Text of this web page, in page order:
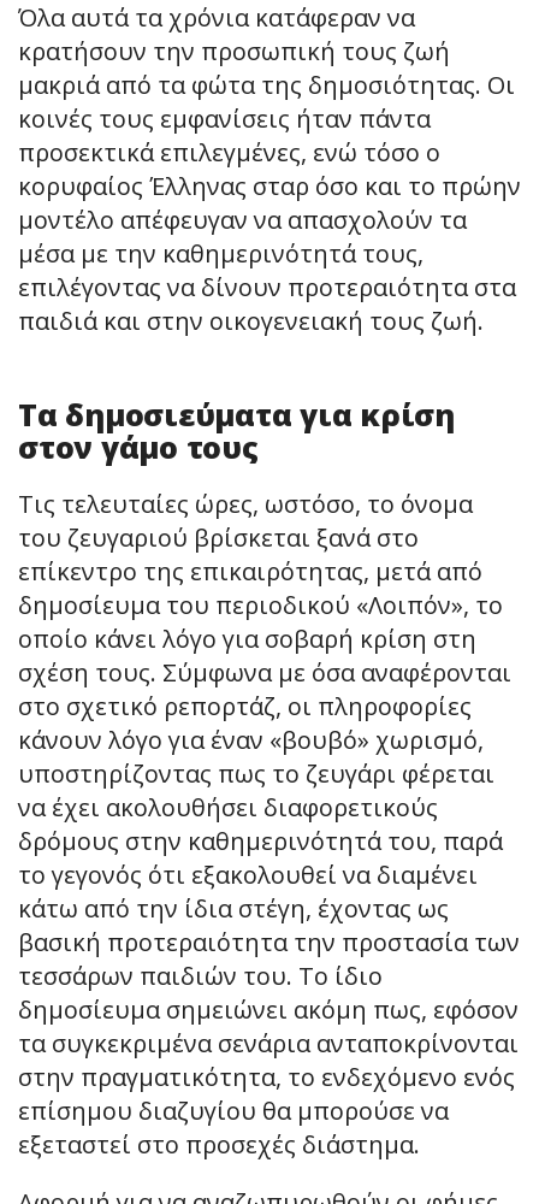
Όλα αυτά τα χρόνια κατάφεραν να
κρατήσουν την προσωπική τους ζωή
μακριά από τα φώτα της δημοσιότητας. Οι
κοινές τους εμφανίσεις ήταν πάντα
προσεκτικά επιλεγμένες, ενώ τόσο ο
κορυφαίος Έλληνας σταρ όσο και το πρώην
μοντέλο απέφευγαν να απασχολούν τα
μέσα με την καθημερινότητά τους,
επιλέγοντας να δίνουν προτεραιότητα στα
παιδιά και στην οικογενειακή τους ζωή.
Τα δημοσιεύματα για κρίση
στον γάμο τους
Τις τελευταίες ώρες, ωστόσο, το όνομα
του ζευγαριού βρίσκεται ξανά στο
επίκεντρο της επικαιρότητας, μετά από
δημοσίευμα του περιοδικού «Λοιπόν», το
οποίο κάνει λόγο για σοβαρή κρίση στη
σχέση τους. Σύμφωνα με όσα αναφέρονται
στο σχετικό ρεπορτάζ, οι πληροφορίες
κάνουν λόγο για έναν «βουβό» χωρισμό,
υποστηρίζοντας πως το ζευγάρι φέρεται
να έχει ακολουθήσει διαφορετικούς
δρόμους στην καθημερινότητά του, παρά
το γεγονός ότι εξακολουθεί να διαμένει
κάτω από την ίδια στέγη, έχοντας ως
βασική προτεραιότητα την προστασία των
τεσσάρων παιδιών του. Το ίδιο
δημοσίευμα σημειώνει ακόμη πως, εφόσον
τα συγκεκριμένα σενάρια ανταποκρίνονται
στην πραγματικότητα, το ενδεχόμενο ενός
επίσημου διαζυγίου θα μπορούσε να
εξεταστεί στο προσεχές διάστημα.